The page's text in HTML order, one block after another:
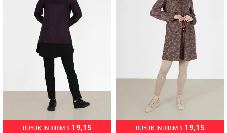
BÜYÜK İNDİRİM $ 19,15 BÜYÜK İNDİRİM $ 19,15